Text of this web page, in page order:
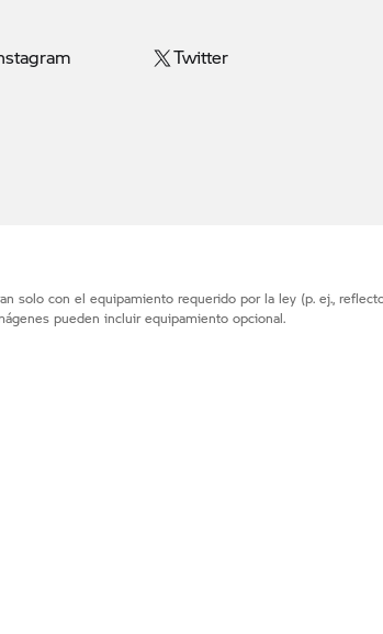
Twitter
solo con el equipamiento requerido por la ley (p. ej.,
pueden incluir equipamiento opcional.